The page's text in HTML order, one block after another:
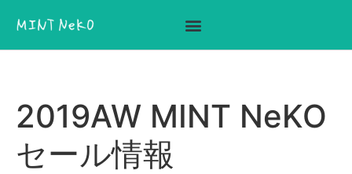
2019AW MINT NeKO
セール情報